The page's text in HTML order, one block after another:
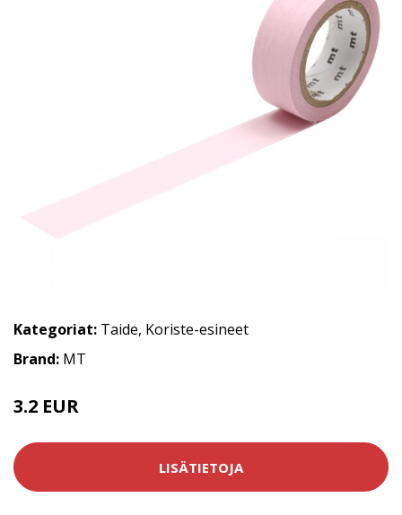
Kategoriat: Taide, Koriste-esineet
Brand: MT
3.2 EUR
LISÄTIETOJA